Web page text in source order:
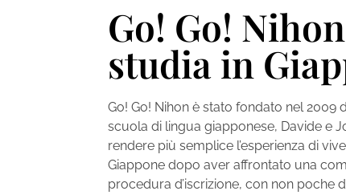
Go! Go!
studia in
Go! Go! Nihon è stato fondato nel 2009
scuola di lingua giapponese, Davide e
rendere più semplice l’esperienza di
Giappone dopo aver affrontato una
procedura d’iscrizione, con non poche